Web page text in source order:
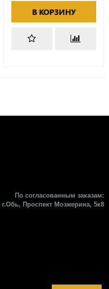
В КОРЗИНУ
По согласованным заказам:
Проспект Мозжерина, 5к8​